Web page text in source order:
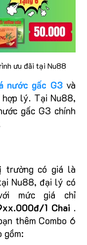
ưu đãi tại Nu88
nước gấc G3 và
hợp lý. Tại Nu88,
gấc G3 chính
trường có giá là
Nu88, đại lý có
mức giá chỉ
1 Chai .
thêm Combo 6
gồm: